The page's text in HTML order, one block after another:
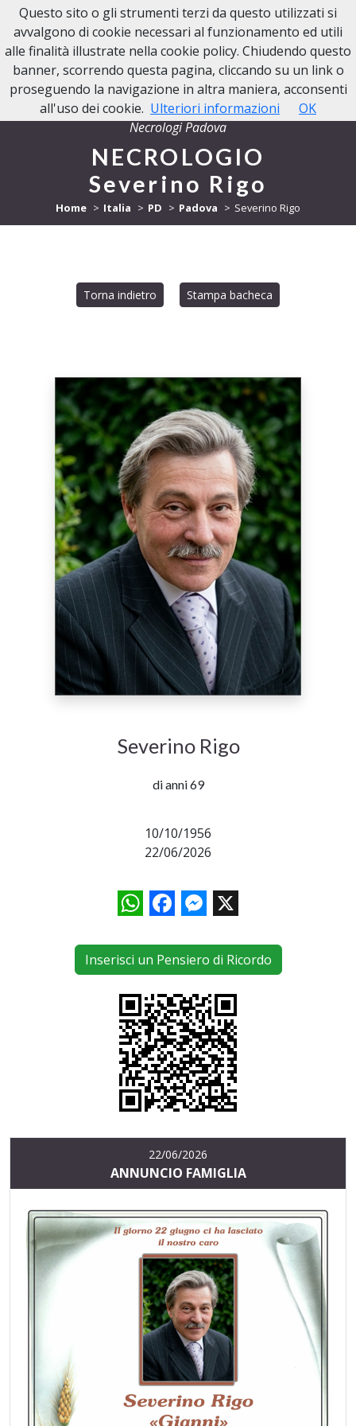
NECROLOGI PADOVA
Necrologi Padova
NECROLOGIO
Severino Rigo
Home Italia PD Padova Severino Rigo
Torna indietro Stampa bacheca
Severino Rigo
di anni 69
10/10/1956
22/06/2026
WhatsAppFacebookMessenger
X
Inserisci un Pensiero di Ricordo
22/06/2026
ANNUNCIO FAMIGLIA
Questo sito o gli strumenti terzi da questo utilizzati si
avvalgono di cookie necessari al funzionamento ed utili
alle finalità illustrate nella cookie policy. Chiudendo questo
banner, scorrendo questa pagina, cliccando su un link o
proseguendo la navigazione in altra maniera, acconsenti
all'uso dei cookie. Ulteriori informazioni OK